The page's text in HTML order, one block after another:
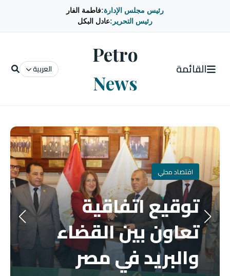
رئيس مجلس الإدارة:فاطمة الفار
رئيس التحرير:عادل البكل
القائمة
Petro
News
العربية
اقتصاد محلي
توقيع اتفاقية
تعاون بين القضاء
والبريد في مصر